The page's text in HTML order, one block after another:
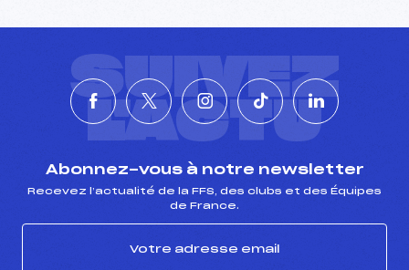
SUIVEZ
L'ACTU
Abonnez-vous à notre newsletter
Recevez l’actualité de la FFS, des clubs et des Équipes
de France.